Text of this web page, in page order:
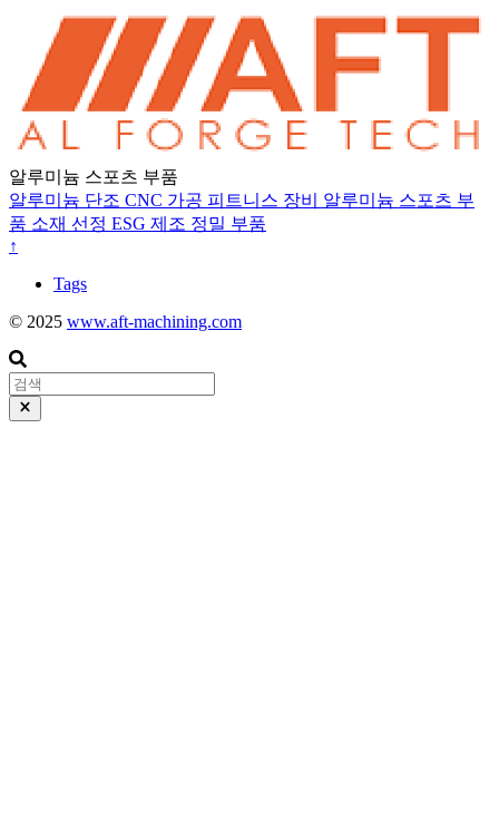
알루미늄 스포츠 부품
알루미늄 단조 CNC 가공 피트니스 장비 알루미늄 스포츠 부
품 소재 선정 ESG 제조 정밀 부품
↑
Tags
© 2025 www.aft-machining.com